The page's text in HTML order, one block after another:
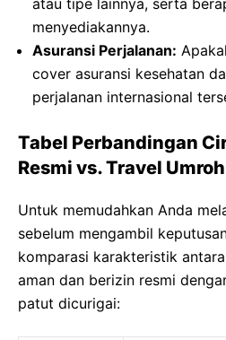
menyediakannya.
Asuransi Perjalanan:
cover asuransi kesehatan
perjalanan internasional
Tabel Perbandingan
Resmi vs. Travel
Untuk memudahkan Anda
sebelum mengambil
komparasi karakteristik
aman dan berizin resmi
patut dicurigai: